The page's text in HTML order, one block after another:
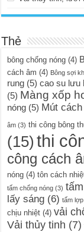
Thẻ
bông chống nóng (4)
cách âm (4) Bông sợi
rung (5) cao su lưu
(5) Màng xốp
nóng (5) Mút
âm (3) thi công bông
(15) thi
công cách
nóng (4) tôn cách
tấm chống nóng (3)
lấy sáng (6) tấm
chịu nhiệt (4) vải
Vải thủy tinh (7)